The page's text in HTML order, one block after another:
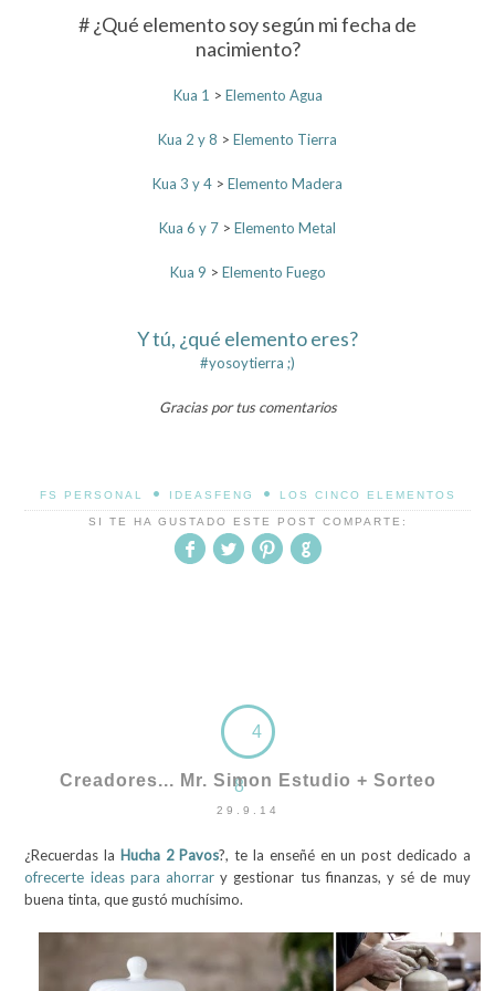
# ¿Qué elemento soy según mi fecha de
nacimiento?
Kua 1 > Elemento Agua
Kua 2 y 8 > Elemento Tierra
Kua 3 y 4 > Elemento Madera
Kua 6 y 7 > Elemento Metal
Kua 9 > Elemento Fuego
Y tú, ¿qué elemento eres?
#yosoytierra ;)
Gracias por tus comentarios
FS PERSONAL • IDEASFENG • LOS CINCO ELEMENTOS
SI TE HA GUSTADO ESTE POST COMPARTE:
4
8
Creadores... Mr. Simon Estudio + Sorteo
29.9.14
¿Recuerdas la Hucha 2 Pavos?, te la enseñé en un post dedicado a
ofrecerte ideas para ahorrar y gestionar tus finanzas, y sé de muy
buena tinta, que gustó muchísimo.